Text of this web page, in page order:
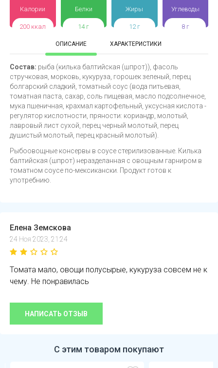
Калории
200 ккал
Белки
14 г
Жиры
12 г
Углеводы
8 г
ОПИСАНИЕ ХАРАКТЕРИСТИКИ
Состав: рыба (килька балтийская (шпрот)), фасоль
стручковая, морковь, кукуруза, горошек зеленый, перец
болгарский сладкий, томатный соус (вода питьевая,
томатная паста, сахар, соль пищевая, масло подсолнечное,
мука пшеничная, крахмал картофельный, уксусная кислота -
регулятор кислотности, пряности: кориандр, молотый,
лавровый лист сухой, перец черный молотый, перец
душистый молотый, перец красный молотый).
Рыбоовощные консервы в соусе стерилизованные. Килька
балтийская (шпрот) неразделанная с овощным гарниром в
томатном соусе по-мексикански. Продукт готов к
употребнию.
Елена Земскова
24 Ноя 2023, 21:24
Томата мало, овощи полусырые, кукуруза совсем не к
чему. Не понравилась
НАПИСАТЬ ОТЗЫВ
С этим товаром покупают